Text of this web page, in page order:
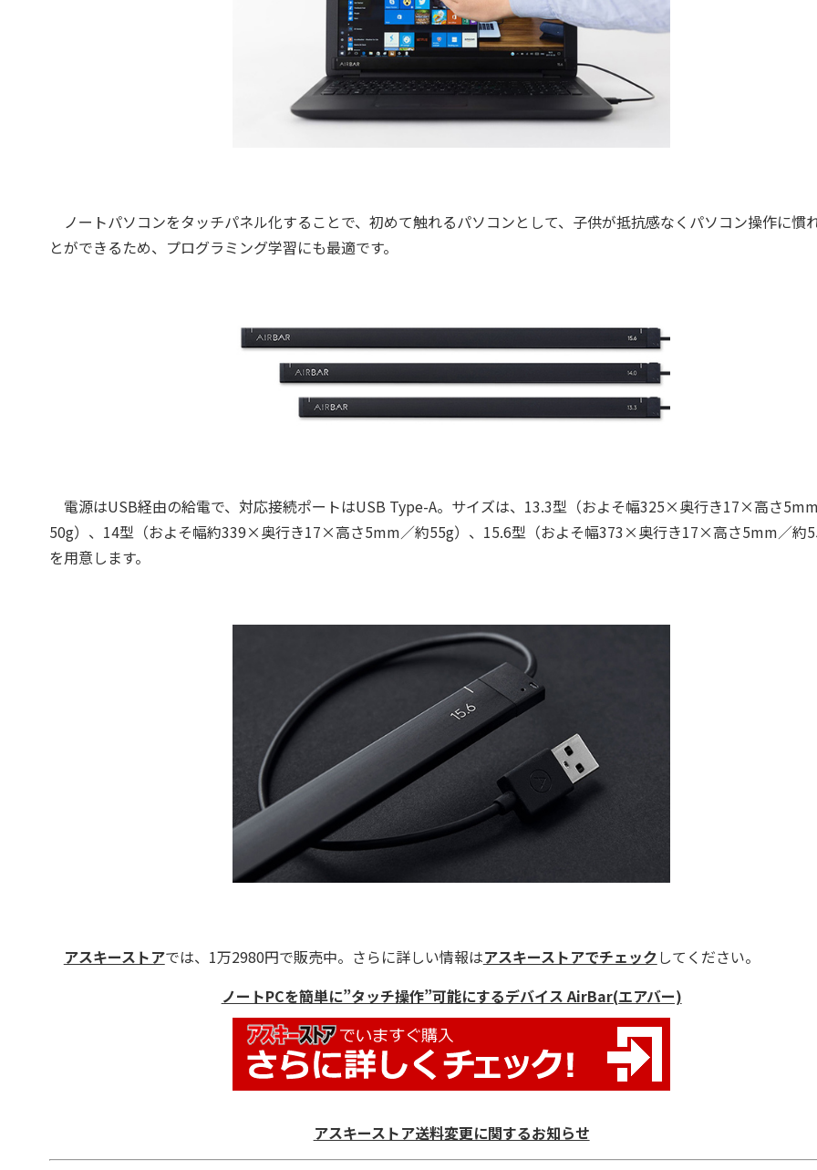
ノートパソコンをタッチパネル化することで、初めて触れるパソコンとして、子供が抵抗感なくパソコン操作に慣
とができるため、プログラミング学習にも最適です。
電源はUSB経由の給電で、対応接続ポートはUSB Type-A。サイズは、13.3型（およそ幅325×奥行き17×高さ
50g）、14型（およそ幅約339×奥行き17×高さ5mm／約55g）、15.6型（およそ幅373×奥行き17×高さ5mm／約
を用意します。
アスキーストアでは、1万2980円で販売中。さらに詳しい情報はアスキーストアでチェックしてください。
ノートPCを簡単に”タッチ操作”可能にするデバイス AirBar(エアバー)
アスキーストア送料変更に関するお知らせ